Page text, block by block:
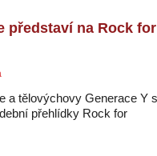
představí na Rock for
a tělovýchovy Generace Y
přehlídky Rock for